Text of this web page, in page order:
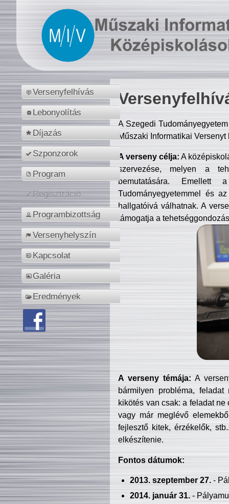
Versenyfelhívás
Lebonyolítás
Díjazás
Szponzorok
Program
Regisztráció
Programbizottság
Versenyhelyszín
Kapcsolat
Galéria
Eredmények
A Szegedi
Műszaki Informatikai
A verseny célja: A
szervezése, melyen a
bemutatására. Emellett
Tudományegyetemmel és
hallgatóivá válhatnak. A
támogatja a
A verseny témája: A
bármilyen probléma, feladat
kikötés van csak: a feladat
vagy már meglévő
fejlesztő kitek, érzékelők,
elkészítenie.
Fontos dátumok:
2013. szeptember 27.-
2014. január 31.-